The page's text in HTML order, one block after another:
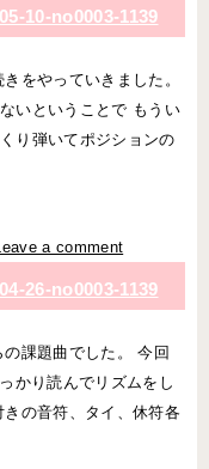
10-­no0003-­1139
をやっていきました。
いということで もうい
り弾いてポジションの
a comment
26-­no0003-­1139
課題曲でした。 今回
かり読んでリズムをし
の音符、タイ、休符各